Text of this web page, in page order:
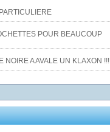
POUR BEAUCOUP
NOIRE A AVALE UN KLAXON !!!